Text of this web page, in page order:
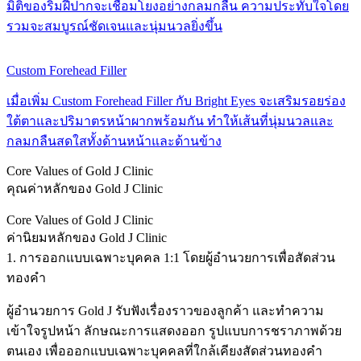
มิติของริมฝีปากจะเชื่อมโยงอย่างกลมกลืน ความประทับใจโดย
รวมจะสมบูรณ์ชัดเจนและนุ่มนวลยิ่งขึ้น
Custom Forehead Filler
เมื่อเพิ่ม Custom Forehead Filler กับ Bright Eyes จะเสริมรอยร่อง
ใต้ตาและปริมาตรหน้าผากพร้อมกัน ทำให้เส้นที่นุ่มนวลและ
กลมกลืนสดใสทั้งด้านหน้าและด้านข้าง
Core Values of Gold J Clinic
คุณค่าหลักของ Gold J Clinic
Core Values of Gold J Clinic
ค่านิยมหลักของ Gold J Clinic
1. การออกแบบเฉพาะบุคคล 1:1 โดยผู้อำนวยการเพื่อสัดส่วน
ทองคำ
ผู้อำนวยการ Gold J รับฟังเรื่องราวของลูกค้า และทำความ
เข้าใจรูปหน้า ลักษณะการแสดงออก รูปแบบการชราภาพด้วย
ตนเอง เพื่อออกแบบเฉพาะบุคคลที่ใกล้เคียงสัดส่วนทองคำ